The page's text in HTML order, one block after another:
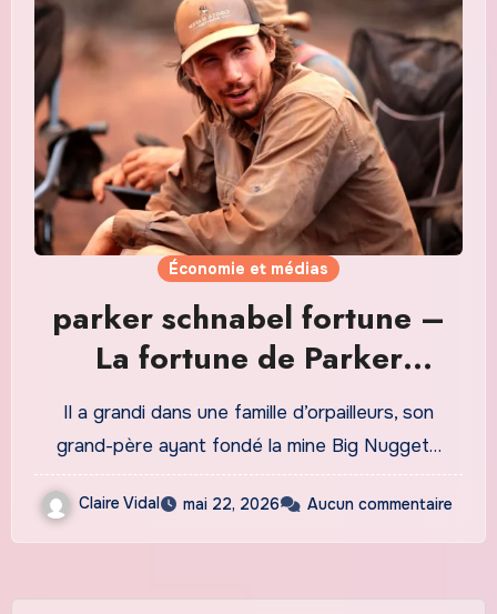
Économie et médias
parker schnabel fortune –
La fortune de Parker
Schnabel : réalités et mythes
Il a grandi dans une famille d’orpailleurs, son
grand-père ayant fondé la mine Big Nugget…
Claire Vidal mai 22, 2026 Aucun commentaire